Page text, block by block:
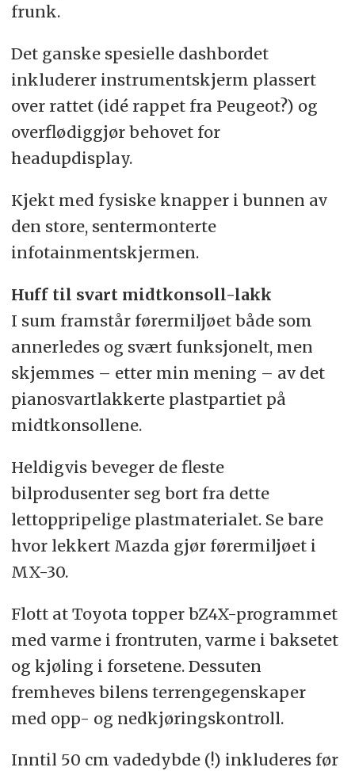
frunk.
Det ganske spesielle dashbordet
inkluderer instrumentskjerm plassert
over rattet (idé rappet fra Peugeot?) og
overflødiggjør behovet for
headupdisplay.
Kjekt med fysiske knapper i bunnen av
den store, sentermonterte
infotainmentskjermen.
Huff til svart midtkonsoll-lakk
I sum framstår førermiljøet både som
annerledes og svært funksjonelt, men
skjemmes – etter min mening – av det
pianosvartlakkerte plastpartiet på
midtkonsollene.
Heldigvis beveger de fleste
bilprodusenter seg bort fra dette
lettoppripelige plastmaterialet. Se bare
hvor lekkert Mazda gjør førermiljøet i
MX-30.
Flott at Toyota topper bZ4X-programmet
med varme i frontruten, varme i baksetet
og kjøling i forsetene. Dessuten
fremheves bilens terrengegenskaper
med opp- og nedkjøringskontroll.
Inntil 50 cm vadedybde (!) inkluderes før